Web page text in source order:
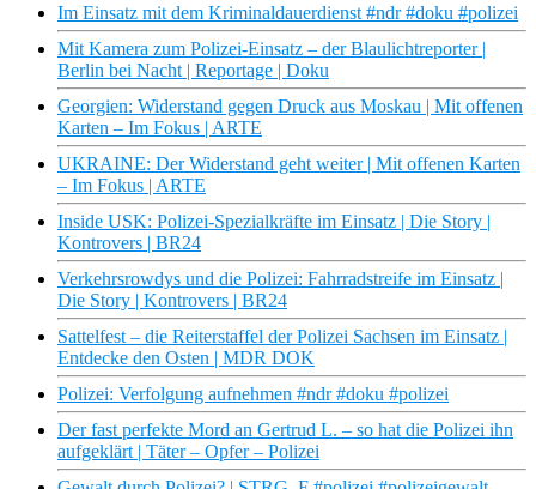
Im Einsatz mit dem Kriminaldauerdienst #ndr #doku #polizei
Mit Kamera zum Polizei-Einsatz – der Blaulichtreporter |
Berlin bei Nacht | Reportage | Doku
Georgien: Widerstand gegen Druck aus Moskau | Mit offenen
Karten – Im Fokus | ARTE
UKRAINE: Der Widerstand geht weiter | Mit offenen Karten
– Im Fokus | ARTE
Inside USK: Polizei-Spezialkräfte im Einsatz | Die Story |
Kontrovers | BR24
Verkehrsrowdys und die Polizei: Fahrradstreife im Einsatz |
Die Story | Kontrovers | BR24
Sattelfest – die Reiterstaffel der Polizei Sachsen im Einsatz |
Entdecke den Osten | MDR DOK
Polizei: Verfolgung aufnehmen #ndr #doku #polizei
Der fast perfekte Mord an Gertrud L. – so hat die Polizei ihn
aufgeklärt | Täter – Opfer – Polizei